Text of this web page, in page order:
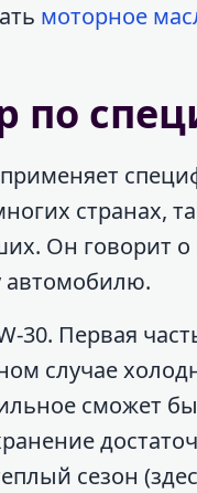
моторное
по
странах,
Он говорит о
автомобилю.
Первая
случае
сможет
сезон